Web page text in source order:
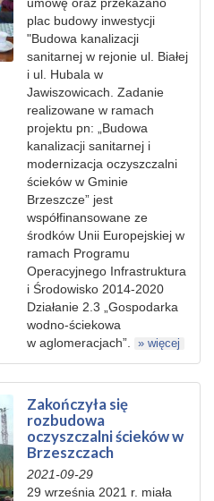
plac budowy inwestycji
"Budowa kanalizacji
sanitarnej w rejonie ul. Białej
i ul. Hubala w
Jawiszowicach. Zadanie
realizowane w ramach
projektu pn: „Budowa
kanalizacji sanitarnej i
modernizacja oczyszczalni
ścieków w Gminie
Brzeszcze” jest
współfinansowane ze
środków Unii Europejskiej w
ramach Programu
Operacyjnego Infrastruktura
i Środowisko 2014-2020
Działanie 2.3 „Gospodarka
wodno-ściekowa
w aglomeracjach”.
» więcej
Zakończyła się
rozbudowa
oczyszczalni ścieków w
Brzeszczach
2021-09-29
29 września 2021 r. miała